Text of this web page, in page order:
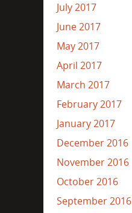
July 2017
June 2017
May 2017
April 2017
March 2017
February 2017
January 2017
December 2016
November 2016
October 2016
September 2016